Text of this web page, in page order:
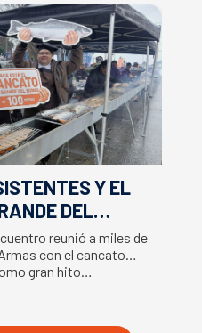
Y EL
DEL
CIERRE
SALMÓN
reunió a miles de
con el cancato
gran hito…